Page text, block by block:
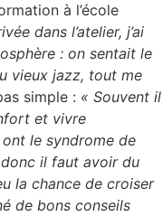
à l’école
dans l’atelier, j’ai
: on sentait le
vieux jazz, tout me
simple : « Souvent il
et vivre
le syndrome de
donc il faut avoir du
la chance de croiser
de bons conseils